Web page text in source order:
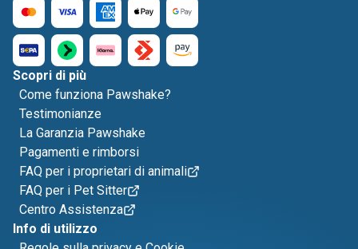
Scopri di più
Come funziona Pawshake?
Testimonianze
La Garanzia Pawshake
Pagamenti e rimborsi
FAQ per i proprietari di animali
FAQ per i Pet Sitter
Centro Assistenza
Info di utilizzo